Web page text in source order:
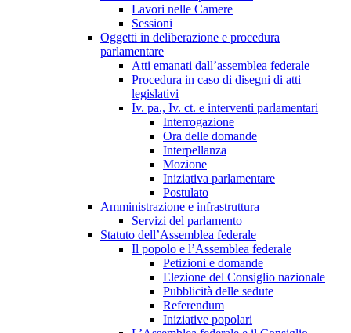
Lavori nelle Camere
Sessioni
Oggetti in deliberazione e procedura
parlamentare
Atti emanati dall’assemblea federale
Procedura in caso di disegni di atti
legislativi
Iv. pa., Iv. ct. e interventi parlamentari
Interrogazione
Ora delle domande
Interpellanza
Mozione
Iniziativa parlamentare
Postulato
Amministrazione e infrastruttura
Servizi del parlamento
Statuto dell’Assemblea federale
Il popolo e l’Assemblea federale
Petizioni e domande
Elezione del Consiglio nazionale
Pubblicità delle sedute
Referendum
Iniziative popolari